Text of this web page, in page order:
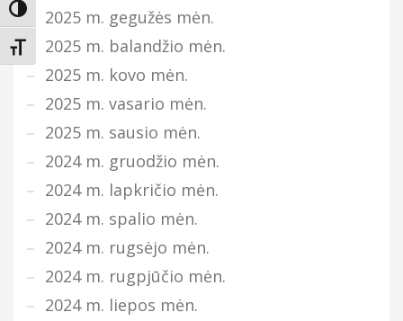
Įjungti didesnį kontrastą
Keisti teksto dydį
2025 m. gegužės mėn.
2025 m. balandžio mėn.
2025 m. kovo mėn.
2025 m. vasario mėn.
2025 m. sausio mėn.
2024 m. gruodžio mėn.
2024 m. lapkričio mėn.
2024 m. spalio mėn.
2024 m. rugsėjo mėn.
2024 m. rugpjūčio mėn.
2024 m. liepos mėn.